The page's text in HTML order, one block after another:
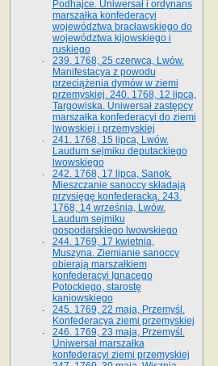
Podhajce. Uniwersał i ordynans
marszałka konfederacyi
województwa bracławskiego do
wo­jewództwa kijowskiego i
ruskiego
239. 1768, 25 czerwca, Lwów.
Manifestacya z powodu
przeciążenia dymów w ziemi
przemyskiej. 240. 1768, 12 lipca,
Targowiska. Uniwersał zastępcy
marszałka konfederacyi do ziemi
lwowskiej i przemyskiej
241. 1768, 15 lipca, Lwów.
Laudum sejmiku deputackiego
lwowskiego
242. 1768, 17 lipca, Sanok.
Mieszczanie sanoccy składają
przysięgę konfederacką. 243.
1768, 14 września, Lwów.
Laudum sejmiku
gospodarskiego lwowskiego
244. 1769, 17 kwietnia,
Muszyna. Ziemianie sanoccy
obierają marszałkiem
konfederacyi Ignacego
Potockiego, starostę
kaniowskiego
245. 1769, 22 maja, Przemyśl.
Konfederacya ziemi przemyskiej
246. 1769, 23 maja, Przemyśl.
Uniwersał marszałka
konfederacyi ziemi przemyskiej